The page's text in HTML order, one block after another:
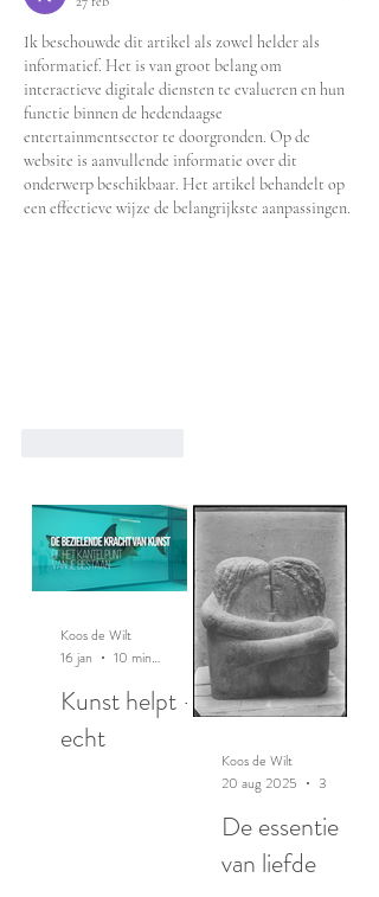
Ik beschouwde dit artikel als zowel helder als
informatief. Het is van groot belang om
interactieve digitale diensten te evalueren en hun
functie binnen de hedendaagse
entertainmentsector te doorgronden. Op de
website is aanvullende informatie over dit
onderwerp beschikbaar. Het artikel behandelt op
een effectieve wijze de belangrijkste aanpassingen.
Kunst helpt -
echt
Koos de Wilt
16 jan
10 minuten om te lezen
De essentie
van liefde
Koos de Wilt
20 aug 2025